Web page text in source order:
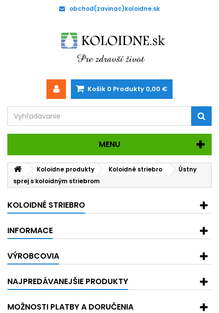
obchod(zavinac)koloidne.sk
Košík 0 Produkty 0,00 €
MENU
Koloidne produkty Koloidné striebro
Ústny
sprej s koloidným striebrom
KOLOIDNÉ STRIEBRO
INFORMACE
VÝROBCOVIA
NAJPREDÁVANEJŠIE PRODUKTY
MOŽNOSTI PLATBY A DORUČENIA